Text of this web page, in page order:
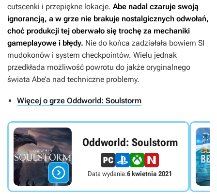
cutscenki i przepiękne lokacje. Abe nadal czaruje swoją
ignorancją, a w grze nie brakuje nostalgicznych odwołań,
choć produkcji tej oberwało się trochę za mechaniki
gameplayowe i błędy. Nie do końca zadziałała bowiem SI
mudokonów i system checkpointów. Wielu jednak
przedkłada możliwość powrotu do jakże oryginalnego
świata Abe’a nad techniczne problemy.
Więcej o grze Oddworld: Soulstorm

Oddworld: Soulstorm
Data wydania:6 kwietnia 2021